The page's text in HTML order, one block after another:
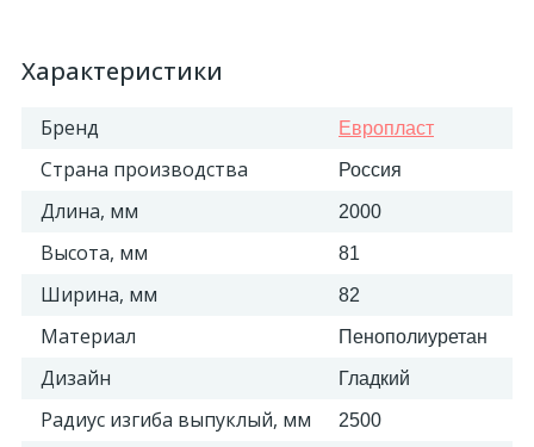
Характеристики
Бренд Европласт
Страна производства Россия
Длина, мм 2000
Высота, мм 81
Ширина, мм 82
Материал Пенополиуретан
Дизайн Гладкий
Радиус изгиба выпуклый, мм 2500